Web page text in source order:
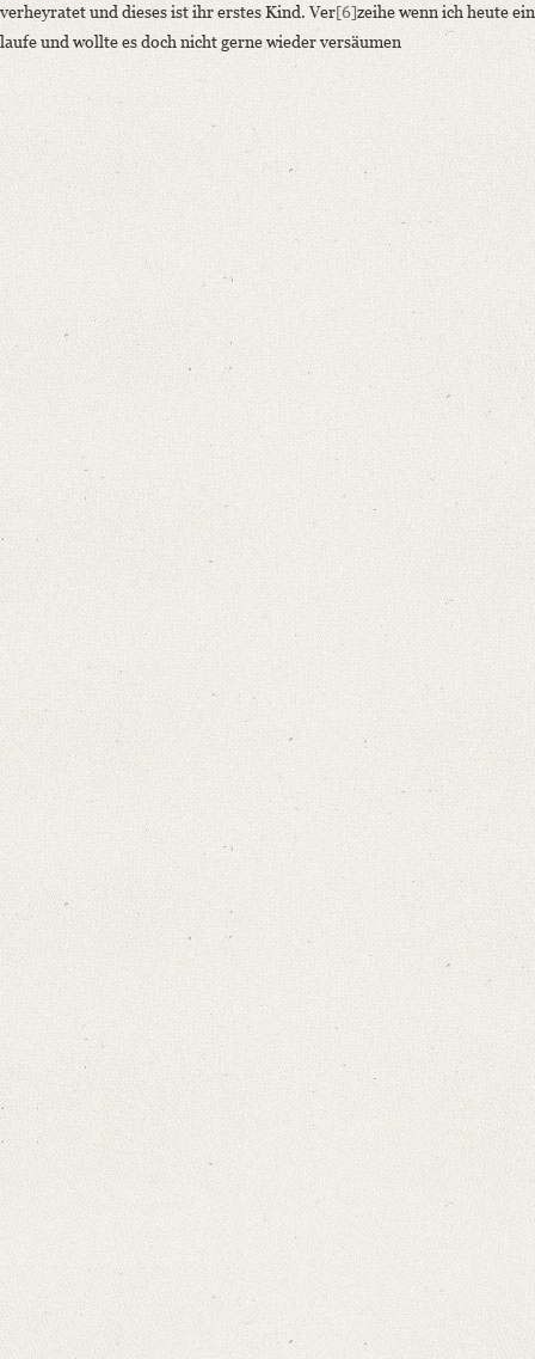
verheyratet und dieses ist ihr erstes Kind. Ver[6]zeihe wenn ich heute
laufe und wollte es doch nicht gerne wieder versäumen